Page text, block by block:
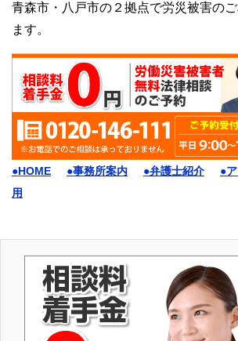
青森市・八戸市の２拠点で労災被害の
ます。
●HOME ●事務所案内 ●弁護士紹介 ●
用